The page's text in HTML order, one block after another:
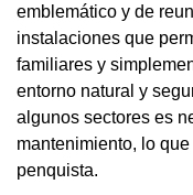
emblemático y de
instalaciones que
familiares y
entorno natural y
algunos sectores es
mantenimiento, lo
penquista.